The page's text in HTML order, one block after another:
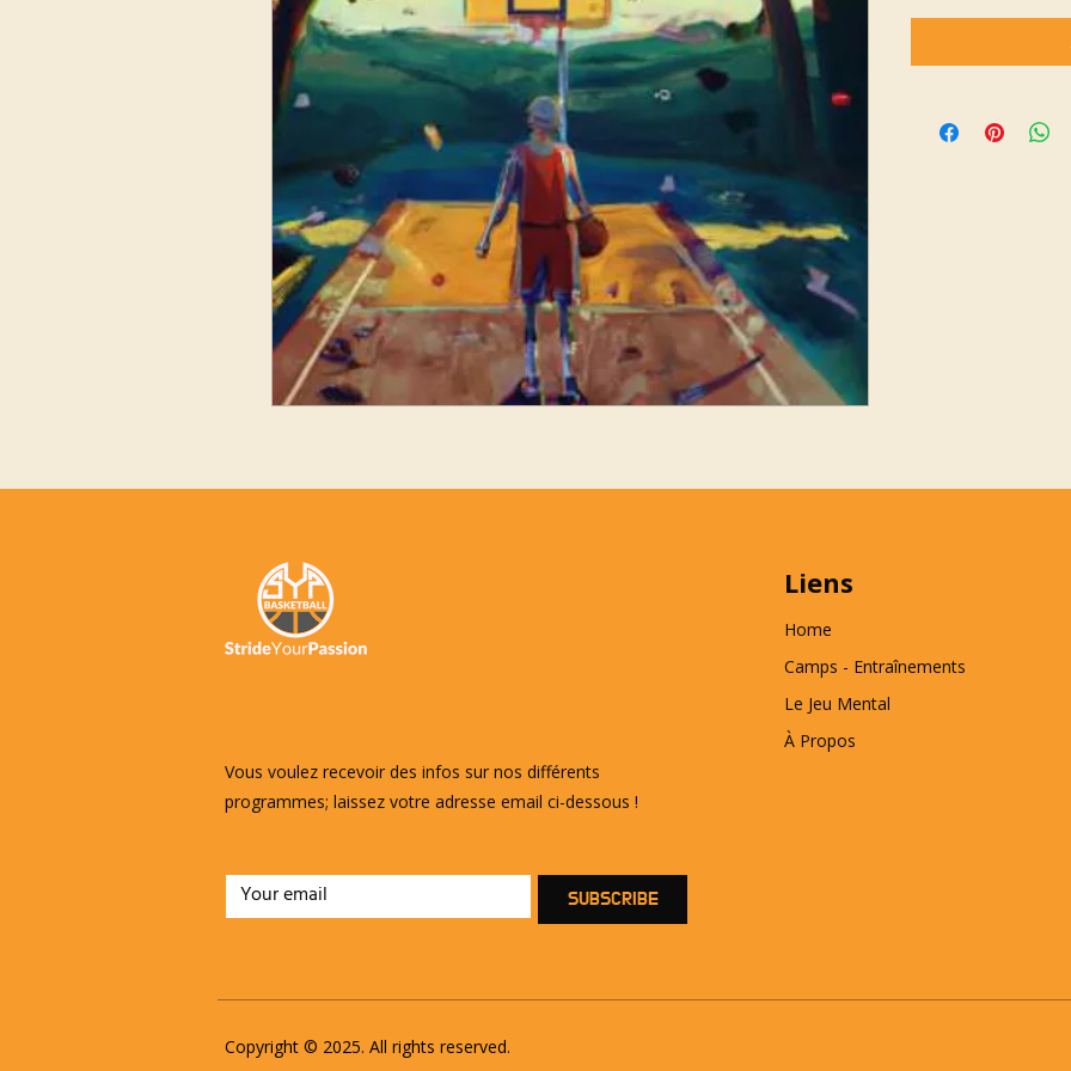
Vous voulez recevoir des infos sur nos différents
programmes; laissez votre adresse email ci-dessous !
Liens
Home
Camps - Entraînements
​Le Jeu Mental
À Propos
SUBSCRIBE
Copyright © 2025. All rights reserved.